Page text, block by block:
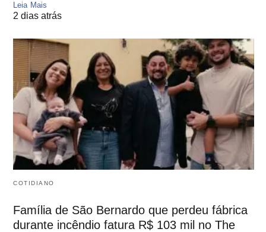
Leia Mais
2 dias atrás
COTIDIANO
Família de São Bernardo que perdeu fábrica
durante incêndio fatura R$ 103 mil no The